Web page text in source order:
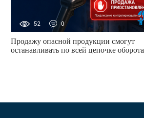
52 0
Продажу опасной продукции смогут
останавливать по всей цепочке оборота